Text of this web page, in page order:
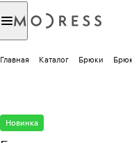
Главная Каталог Брюки
Новинка